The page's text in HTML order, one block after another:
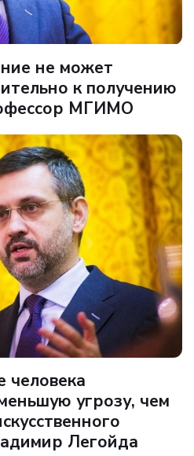
не может
к получению
МГИМО
человека
угрозу, чем
Легойда